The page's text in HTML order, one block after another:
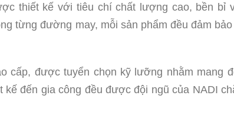
thiết kế với tiêu chí chất lượng cao, bền bỉ
từng đường may, mỗi sản phẩm đều đảm
cấp, được tuyển chọn kỹ lưỡng nhằm mang
đến gia công đều được đội ngũ của NADI